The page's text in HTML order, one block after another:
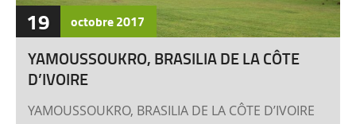
19 octobre2017
YAMOUSSOUKRO, BRASILIA DE LA CÔTE
D’IVOIRE
YAMOUSSOUKRO, BRASILIA DE LA CÔTE D’IVOIRE